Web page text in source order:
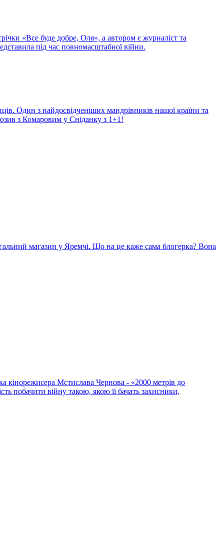
«Все буде добре, Оля», а автором є журналіст та
під час повномасштабної війни.
Один з найдосвідченіших мандрівників нашої країни та
з Комаровим у Сніданку з 1+1!
магазин у Яремчі. Що на це каже сама блогерка? Вона
кінорежисера Мстислава Чернова - «2000 метрів до
побачити війну такою, якою її бачать захисники,